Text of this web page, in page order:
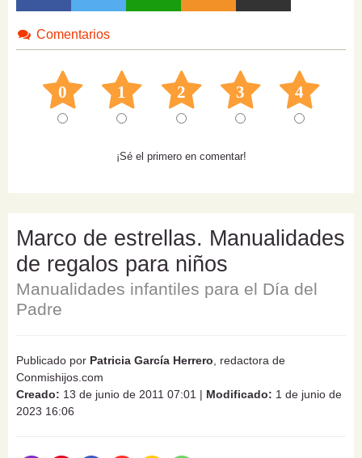
Comentarios
0 1 2 3 4
¡Sé el primero en comentar!
Marco de estrellas. Manualidades
de regalos para niños
Manualidades infantiles para el Día del
Padre
Publicado por Patricia García Herrero , redactora de
Conmishijos.com
Creado: 13 de junio de 2011 07:01 | Modificado: 1 de junio de
2023 16:06